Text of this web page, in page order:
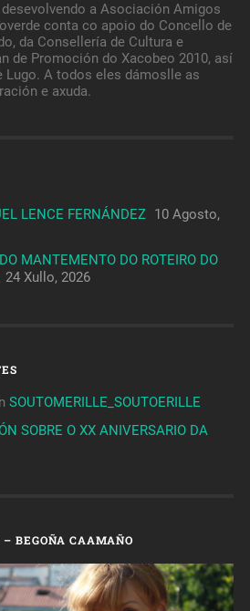
a Asociación Amigos
conta co apoio do Concello de
da Consellería de Cultura e
de Promoción do Xacobeo 2010, así
Lugo. A todos eles dámoslle as
e axuda.
LENCE FERNÁNDEZ 10 Agosto,
MANTEMENTO DO ROTEIRO DO
24 Xullo, 2026
SOUTOMERILLE_SOUTOERILLE
SOBRE O XX ANIVERSARIO DA
BEGOÑA CAAMAÑO